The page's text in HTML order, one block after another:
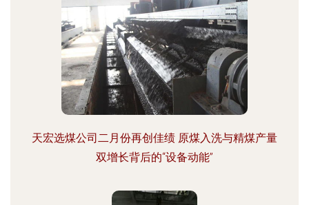
天宏选煤公司二月份再创佳绩 原煤入洗与精煤产量
双增长背后的“设备动能”